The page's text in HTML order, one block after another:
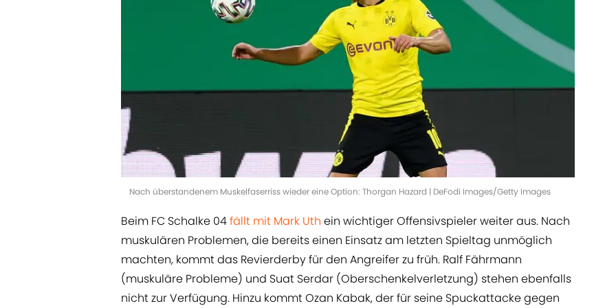
Nach überstandenem Muskelfaserriss wieder eine Option: Thorgan Hazard | DeFodi Images/Getty Images
Beim FC Schalke 04fällt mit Mark Uth ein wichtiger Offensivspieler weiter aus. Nach
muskulären Problemen, die bereits einen Einsatz am letzten Spieltag unmöglich
machten, kommt das Revierderby für den Angreifer zu früh. Ralf Fährmann
(muskuläre Probleme) und Suat Serdar (Oberschenkelverletzung) stehen ebenfalls
nicht zur Verfügung. Hinzu kommt Ozan Kabak, der für seine Spuckattacke gegen